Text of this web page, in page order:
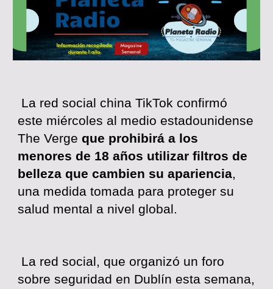
La red social china TikTok confirmó
este miércoles al medio estadounidense
The Vergeque prohibirá a los
menores de 18 años utilizar filtros de
belleza que cambien su apariencia,
una medida tomada para proteger su
salud mental a nivel global.
La red social, que organizó un foro
sobre seguridad en Dublín esta semana,